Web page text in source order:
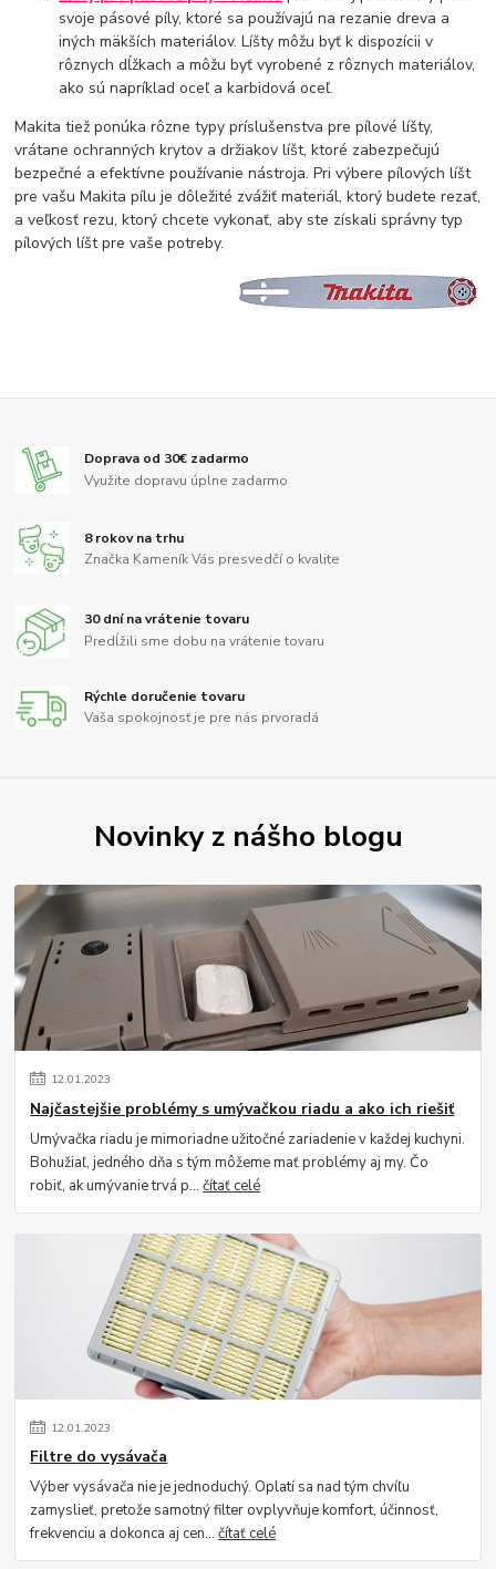
svoje pásové píly, ktoré sa používajú na rezanie dreva a
iných mäkších materiálov. Líšty môžu byť k dispozícii v
rôznych dĺžkach a môžu byť vyrobené z rôznych materiálov,
ako sú napríklad oceľ a karbidová oceľ.
Makita tiež ponúka rôzne typy príslušenstva pre pílové líšty,
vrátane ochranných krytov a držiakov líšt, ktoré zabezpečujú
bezpečné a efektívne používanie nástroja. Pri výbere pílových líšt
pre vašu Makita pílu je dôležité zvážiť materiál, ktorý budete rezať,
a veľkosť rezu, ktorý chcete vykonať, aby ste získali správny typ
pílových líšt pre vaše potreby.
Doprava od 30€ zadarmo
Využite dopravu úplne zadarmo
8 rokov na trhu
Značka Kameník Vás presvedčí o kvalite
30 dní na vrátenie tovaru
Predĺžili sme dobu na vrátenie tovaru
Rýchle doručenie tovaru
Vaša spokojnosť je pre nás prvoradá
Novinky z nášho blogu
12.01.2023
Najčastejšie problémy s umývačkou riadu a ako ich riešiť
Umývačka riadu je mimoriadne užitočné zariadenie v každej kuchyni.
Bohužiaľ, jedného dňa s tým môžeme mať problémy aj my. Čo
robiť, ak umývanie trvá p...čítať celé
12.01.2023
Filtre do vysávača
Výber vysávača nie je jednoduchý. Oplatí sa nad tým chvíľu
zamyslieť, pretože samotný filter ovplyvňuje komfort, účinnosť,
frekvenciu a dokonca aj cen...čítať celé